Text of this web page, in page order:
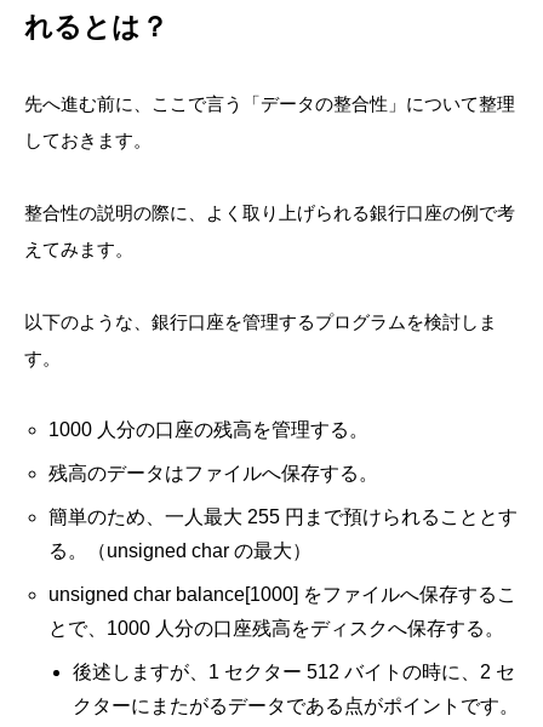
れるとは？
先へ進む前に、ここで言う「データの整合性」について整理
しておきます。
整合性の説明の際に、よく取り上げられる銀行口座の例で考
えてみます。
以下のような、銀行口座を管理するプログラムを検討しま
す。
1000 人分の口座の残高を管理する。
残高のデータはファイルへ保存する。
簡単のため、一人最大 255 円まで預けられることとす
る。（unsigned char の最大）
unsigned char balance[1000] をファイルへ保存するこ
とで、1000 人分の口座残高をディスクへ保存する。
後述しますが、1 セクター 512 バイトの時に、2 セ
クターにまたがるデータである点がポイントです。